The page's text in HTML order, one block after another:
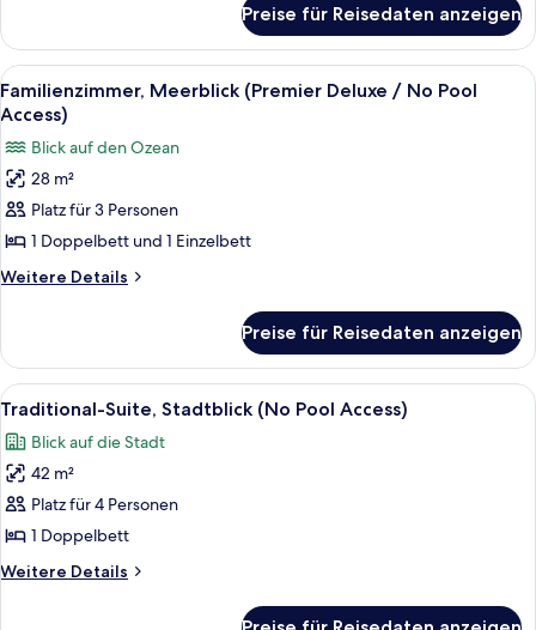
Access)
anzeigen
Stadtblick
(Premier
Deluxe
/
Pool
Access)
Preise für Reisedaten anzeigen
Alle
Fotos
Familienzimmer,
Meerblick
(Premier
Deluxe
/
Access)
anzeigen
Ein modernes Wohnzimmer mit
6
Familienzimmer, Meerblick (Premier Deluxe / No Pool
Access)
Blick auf den Ozean
28 m²
Platz für 3 Personen
1 Doppelbett und 1 Einzelbett
Weitere Details
Weitere
Meerblick
(Premier
Deluxe
No
Pool
Preise für Reisedaten anzeigen
Alle
Fotos
für
Traditional-
Suite,
Stadtblick
(No
Pool
Ein modernes Schlafzimmer mit
6
Traditional-Suite, Stadtblick (No Pool Access)
Blick auf die Stadt
42 m²
Platz für 4 Personen
1 Doppelbett
Weitere Details
Weitere